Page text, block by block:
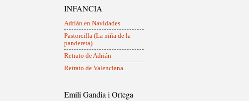
INFANCIA
Adrián en Navidades
Pastorcilla (La niña de la
pandereta)
Retrato de Adrián
Retrato de Valenciana
Emili Gandia i Ortega